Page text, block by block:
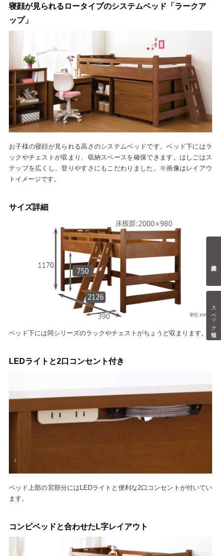
スペック情報
寝顔が見られるロータイプのシステムベッド「ラークア
ップ」
お子様の寝顔が見られる高さのシステムベッドです。ベッド下にはラ
ックやチェストが収まり、収納スペースを確保できます。はしごはス
テップを広くし、登りやすさにもこだわりました。※画像はレイアウ
トイメージです。
サイズ詳細
ベッド下には同シリーズのラックやチェストがちょうど収まります。
LEDライトと2口コンセント付き
ベッド上部の宮部分にはLEDライトと便利な2口コンセントが付いてい
ます。
コンビベッドと合わせたL字レイアウト